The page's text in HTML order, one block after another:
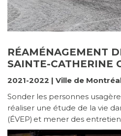
RÉAMÉNAGEMENT
SAINTE-CATHERINE
2021-2022 | Ville de
Sonder les personnes
réaliser une étude de la vie
(ÉVEP) et mener des